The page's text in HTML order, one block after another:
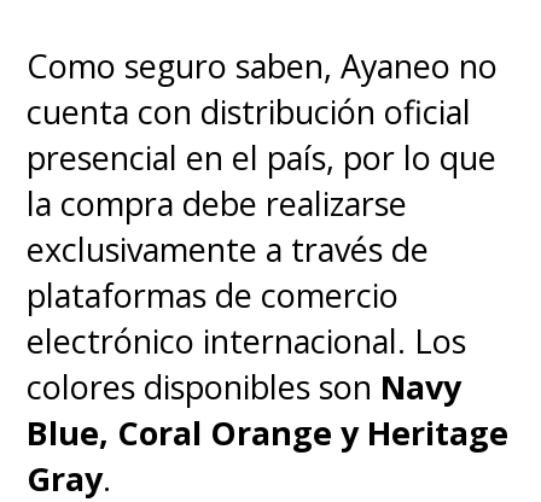
Como seguro saben, Ayaneo no
cuenta con distribución oficial
presencial en el país, por lo que
la compra debe realizarse
exclusivamente a través de
plataformas de comercio
electrónico internacional. Los
colores disponibles son Navy
Blue, Coral Orange y Heritage
Gray.